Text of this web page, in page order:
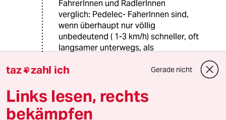
FahrerInnen und RadlerInnen
verglich: Pedelec- FaherInnen sind,
wenn überhaupt nur völlig
unbedeutend ( 1-3 km/h) schneller, oft
langsamer unterwegs, als
6G 61321 (Profil gelöscht)
06.04.2019
taz zahl ich Gerade nicht
Links lesen, rechts
bekämpfen